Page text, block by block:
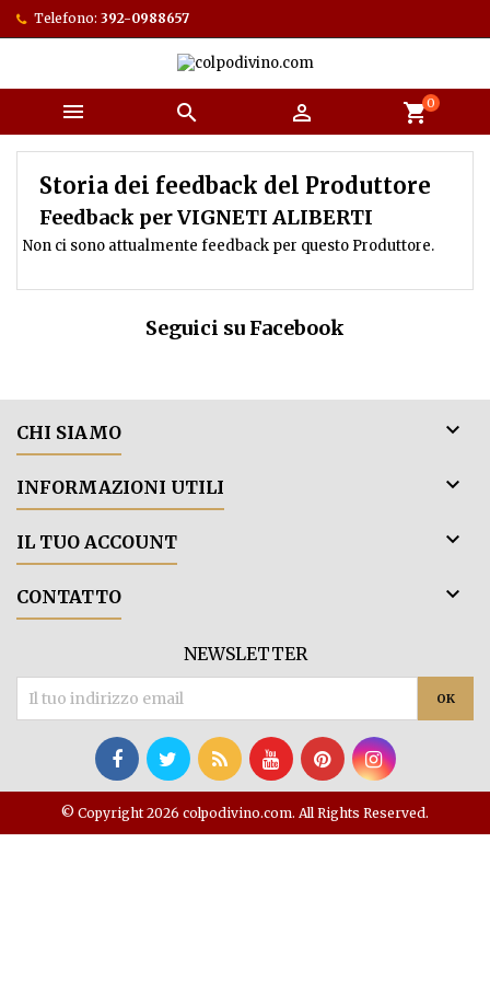
Telefono: 392-0988657
   shopping_cart0
Storia dei feedback del Produttore
Feedback per VIGNETI ALIBERTI
Non ci sono attualmente feedback per questo Produttore.
Seguici su Facebook
CHI SIAMO 
INFORMAZIONI UTILI 
IL TUO ACCOUNT 
CONTATTO 
NEWSLETTER
© Copyright 2026 colpodivino.com. All Rights Reserved.